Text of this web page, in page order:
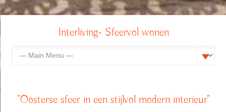
Interliving- Sfeervol wonen
"Oosterse sfeer in een stijlvol modern interieur"